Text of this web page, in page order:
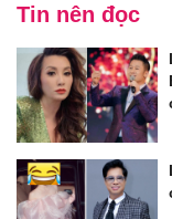
Tin nên đọc